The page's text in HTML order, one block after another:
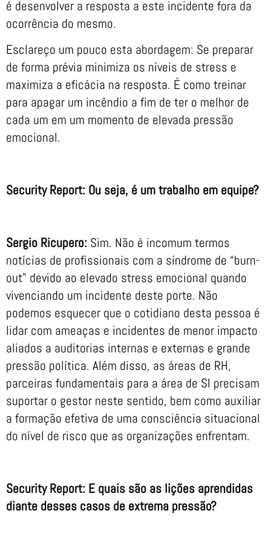
é desenvolver a resposta a este incidente fora da
ocorrência do mesmo.
Esclareço um pouco esta abordagem: Se preparar
de forma prévia minimiza os níveis de stress e
maximiza a eficácia na resposta. É como treinar
para apagar um incêndio a fim de ter o melhor de
cada um em um momento de elevada pressão
emocional.
Security Report: Ou seja, é um trabalho em equipe?
Sergio Ricupero: Sim. Não é incomum termos
notícias de profissionais com a síndrome de “burn-
out” devido ao elevado stress emocional quando
vivenciando um incidente deste porte. Não
podemos esquecer que o cotidiano desta pessoa é
lidar com ameaças e incidentes de menor impacto
aliados a auditorias internas e externas e grande
pressão política. Além disso, as áreas de RH,
parceiras fundamentais para a área de SI precisam
suportar o gestor neste sentido, bem como auxiliar
a formação efetiva de uma consciência situacional
do nível de risco que as organizações enfrentam.
Security Report: E quais são as lições aprendidas
diante desses casos de extrema pressão?